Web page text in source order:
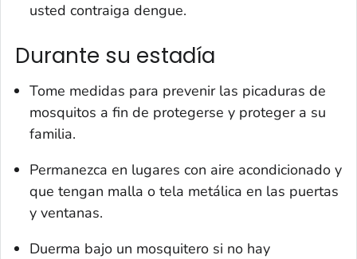
usted contraiga dengue.
Durante su estadía
Tome medidas para prevenir las picaduras de
mosquitos a fin de protegerse y proteger a su
familia.
Permanezca en lugares con aire acondicionado y
que tengan malla o tela metálica en las puertas
y ventanas.
Duerma bajo un mosquitero si no hay